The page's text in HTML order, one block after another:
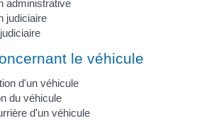
administrative
judiciaire
le véhicule
d'un véhicule
du véhicule
d'un véhicule